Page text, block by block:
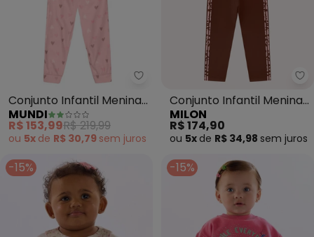
Mundi - Conjunto Infantil
Conjunto Infantil Menina
de Corações (Rosa)
MUNDI
R$ 153,99R$ 219,99
ou 5x de R$ 30,79 sem juros
Conjunto Infantil Menina
Corações (Rosa)
MILON
R$ 174,90
ou 5x de R$ 34,98 sem juros
-15% -15%